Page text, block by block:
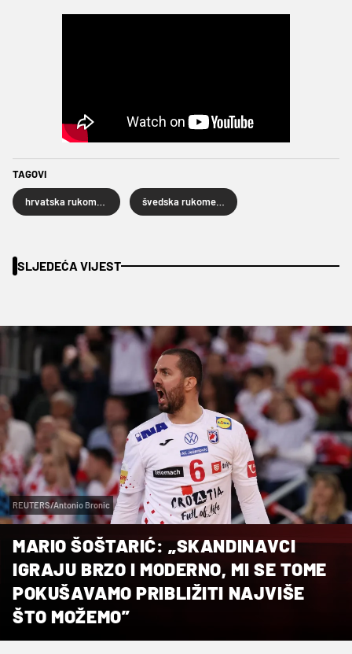
TAGOVI
SLJEDEĆA VIJEST
REUTERS/Antonio Bronic
MARIO ŠOŠTARIĆ: „SKANDINAVCI
IGRAJU BRZO I MODERNO, MI SE TOME
POKUŠAVAMO PRIBLIŽITI NAJVIŠE
ŠTO MOŽEMO”